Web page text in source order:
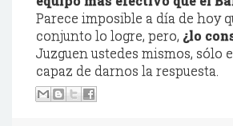
Parece imposible a día de hoy
conjunto lo logre, pero, ¿lo
Juzguen ustedes mismos, sólo
capaz de darnos la respuesta.